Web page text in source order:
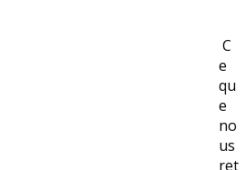
C
e
qu
e
no
us
ret